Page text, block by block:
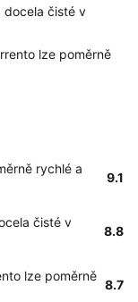
docela čisté v
lze poměrně
rychlé a
9.1
čisté v
8.8
lze poměrně
8.7